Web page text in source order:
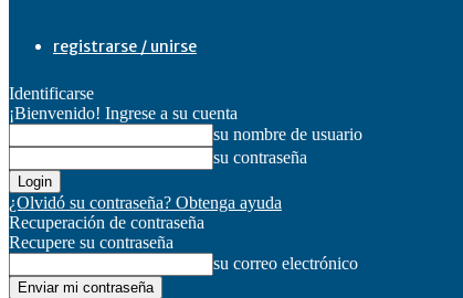
registrarse / unirse
Identificarse
¡Bienvenido! Ingrese a su cuenta
su nombre de usuario
su contraseña
¿Olvidó su contraseña? Obtenga ayuda
Recuperación de contraseña
Recupere su contraseña
su correo electrónico